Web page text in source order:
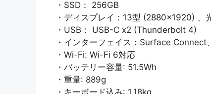
・SSD： 256GB
・ディスプレイ：13型 (2880×1920) 、
・USB： USB-C x2 (Thunderbolt 4)
・インターフェイス：Surface Connect
・Wi-Fi: Wi-Fi 6対応
・バッテリー容量: 51.5Wh
・重量: 889g